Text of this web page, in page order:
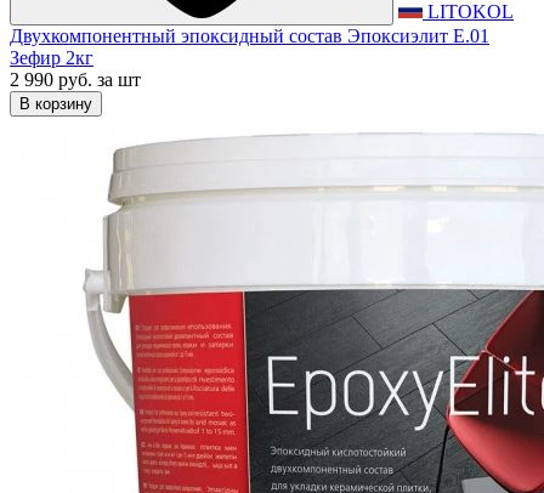
LITOKOL
Двухкомпонентный эпоксидный состав Эпоксиэлит E.01
Зефир 2кг
2 990 руб. за шт
В корзину